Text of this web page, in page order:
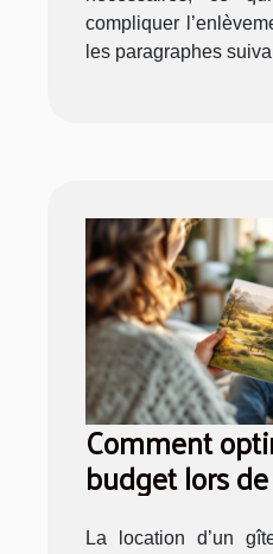
compliquer
les paragraphes
Comment
budget lors
d'un gîte ?
La location d’un